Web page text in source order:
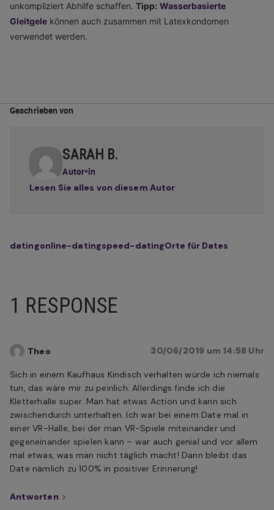
unkompliziert Abhilfe schaffen. Tipp: Wasserbasierte
Gleitgele können auch zusammen mit Latexkondomen
verwendet werden.
Geschrieben von
SARAH B.
Autor*in
Lesen Sie alles von diesem Autor
datingonline-datingspeed-datingOrte für Dates
1 RESPONSE
Theo 30/06/2019 um 14:58 Uhr
Sich in einem Kaufhaus Kindisch verhalten würde ich niemals
tun, das wäre mir zu peinlich. Allerdings finde ich die
Kletterhalle super. Man hat etwas Action und kann sich
zwischendurch unterhalten. Ich war bei einem Date mal in
einer VR-Halle, bei der man VR-Spiele miteinander und
gegeneinander spielen kann – war auch genial und vor allem
mal etwas, was man nicht täglich macht! Dann bleibt das
Date nämlich zu 100% in positiver Erinnerung!
Antworten